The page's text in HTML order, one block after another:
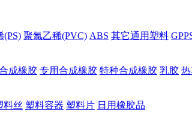
(PS) 聚氯乙稀(PVC) ABS 其它通用塑料
成橡胶 专用合成橡胶 特种合成橡胶 乳胶
料丝 塑料容器 塑料片 日用橡胶品